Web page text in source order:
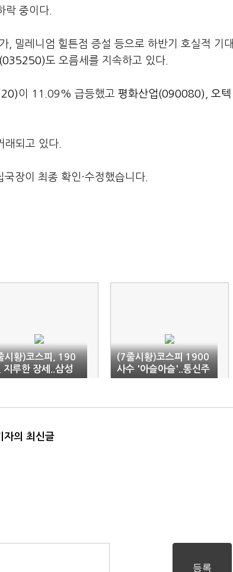
락 중이다.
, 밀레니엄 힐튼점 증설 등으로 하반기 호실적 기대
도 오름세를 지속하고 있다.
이 11.09% 급등했고 평화산업(090080)
오텍
되고 있다.
장이 최종 확인·수정했습니다.
시황)코스피, 190
지루한 장세..삼성
(7줄시황)코스피 1900
사수 '아슬아슬'..통신주
'강세'(12:03)
자의 최신글